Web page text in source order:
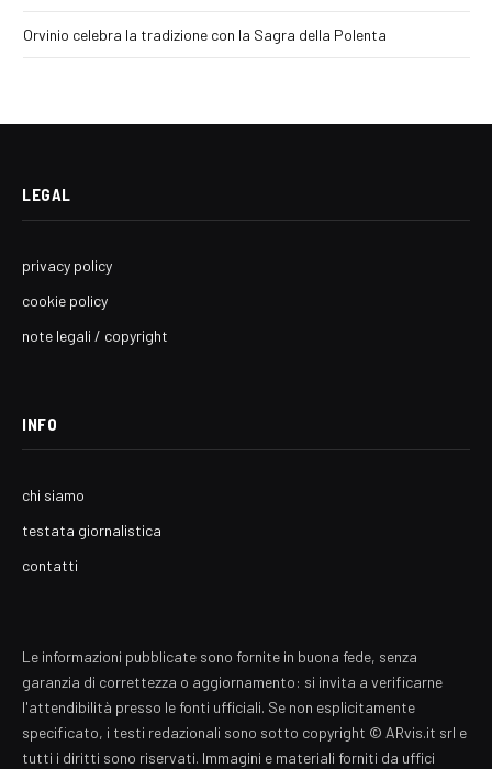
Orvinio celebra la tradizione con la Sagra della Polenta
LEGAL
privacy policy
cookie policy
note legali / copyright
INFO
chi siamo
testata giornalistica
contatti
Le informazioni pubblicate sono fornite in buona fede, senza
garanzia di correttezza o aggiornamento: si invita a verificarne
l'attendibilità presso le fonti ufficiali. Se non esplicitamente
specificato, i testi redazionali sono sotto copyright © ARvis.it srl e
tutti i diritti sono riservati. Immagini e materiali forniti da uffici